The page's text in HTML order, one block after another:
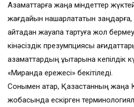
Азаматтарға жаңа міндеттер
жағдайын нашарлататын заңдарға,
қайтадан жауапқа тартуға жол
кінәсіздік презумпциясы
азаматтардың құқықтарына кепілдік
«Миранда ережесі» бекітіледі.
Сонымен қатар, Қазақстанның
жобасында ескірген